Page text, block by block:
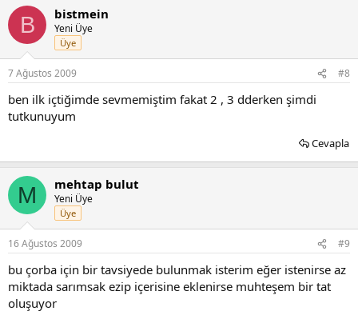
B bistmein
Yeni Üye
Üye
7 Ağustos 2009 #8
ben ilk içtiğimde sevmemiştim fakat 2 , 3 dderken şimdi
tutkunuyum
Cevapla
M mehtap bulut
Yeni Üye
Üye
16 Ağustos 2009 #9
bu çorba için bir tavsiyede bulunmak isterim eğer istenirse az
miktada sarımsak ezip içerisine eklenirse muhteşem bir tat
oluşuyor